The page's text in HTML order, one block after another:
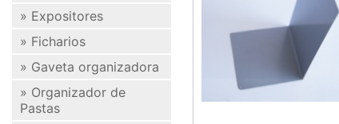
» Expositores
» Ficharios
» Gaveta organizadora
» Organizador de
Pastas